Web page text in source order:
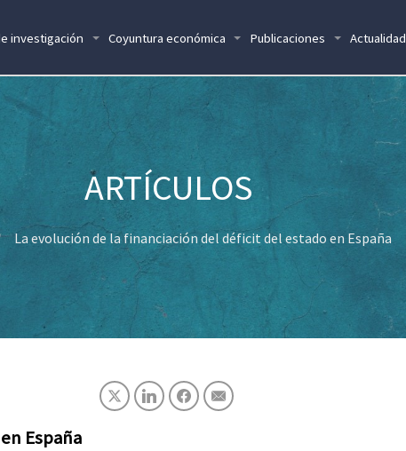
investigación Coyuntura económica Publicaciones Actualidad
La evolución de la financiación del déficit del estado en España
España